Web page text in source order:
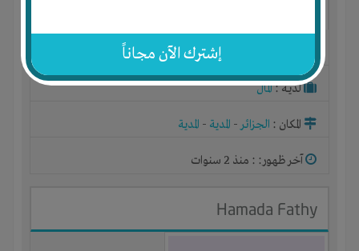
إشترك الآن مجاناً
لديـه :المال
المكان : الجزائر- المدية - المدية
آخر ظهور: : منذ 2 سنوات
Hamada Fathy